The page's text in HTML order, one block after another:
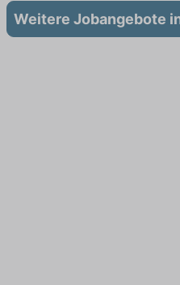
Weitere Jobangebote